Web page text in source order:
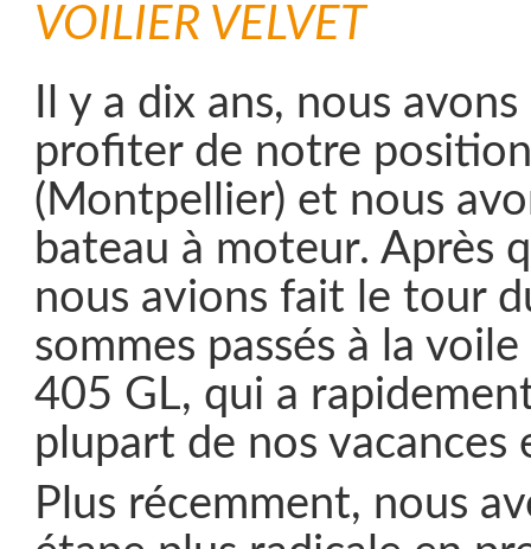
VOILIER VELVET
Il y a dix ans, nous
profiter de notre position
(Montpellier) et nous
bateau à moteur. Après
nous avions fait le tour
sommes passés à la
405 GL, qui a
plupart de nos vacances
Plus récemment, nous